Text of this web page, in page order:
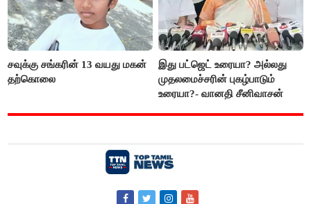
சவுக்கு சங்கரின் 13 வயது மகன்
தற்கொலை
இது பட்ஜெட் உரையா? அல்லது
முதலமைச்சரின் புகழ்பாடும்
உரையா?- வானதி சீனிவாசன்